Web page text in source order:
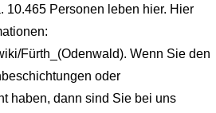
10.465 Personen leben hier. Hier
Fürth_(Odenwald). Wenn Sie den
oder
haben, dann sind Sie bei uns